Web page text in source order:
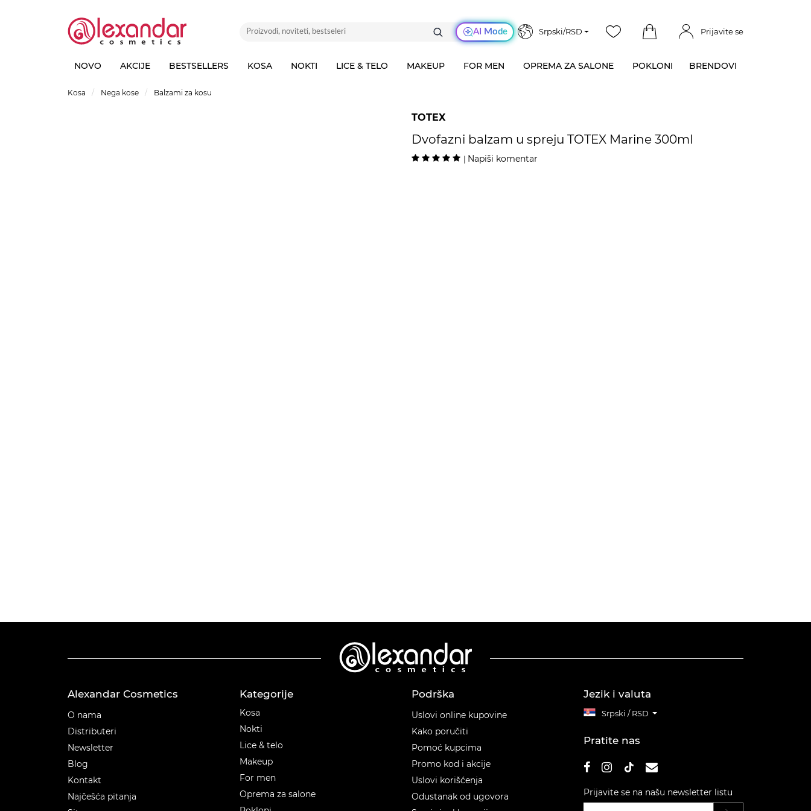
AI Mode Srpski/RSD Prijavite se
NOVO AKCIJE BESTSELLERS KOSA NOKTI LICE & TELO MAKEUP FOR MEN OPREMA ZA SALONE POKLONI BRENDOVI
Kosa Nega kose Balzami za kosu
TOTEX
Dvofazni balzam u spreju TOTEX Marine 300ml
| Napiši komentar
Alexandar Cosmetics
O nama
Distributeri
Newsletter
Blog
Kontakt
Najčešća pitanja
Kategorije
Kosa
Nokti
Lice & telo
Makeup
For men
Oprema za salone
Podrška
Uslovi online kupovine
Kako poručiti
Pomoć kupcima
Promo kod i akcije
Uslovi korišćenja
Odustanak od ugovora
Jezik i valuta
Srpski / RSD
Pratite nas
Prijavite se na našu newsletter listu